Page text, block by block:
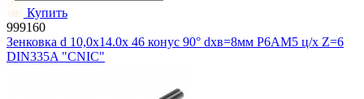
Купить
999160
Зенковка d 10,0х14.0х 46 конус 90° dхв=8мм Р6АМ5 ц/х Z=6
DIN335A "CNIC"